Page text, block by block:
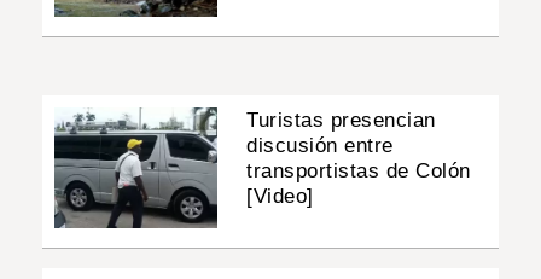
Turistas presencian
discusión entre
transportistas de Colón
[Video]